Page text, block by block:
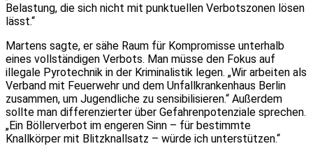
Belastung, die sich nicht mit punktuellen Verbotszonen lösen
lässt.“
Martens sagte, er sähe Raum für Kompromisse unterhalb
eines vollständigen Verbots. Man müsse den Fokus auf
illegale Pyrotechnik in der Kriminalistik legen. „Wir arbeiten als
Verband mit Feuerwehr und dem Unfallkrankenhaus Berlin
zusammen, um Jugendliche zu sensibilisieren.“ Außerdem
sollte man differenzierter über Gefahrenpotenziale sprechen.
„Ein Böllerverbot im engeren Sinn – für bestimmte
Knallkörper mit Blitzknallsatz – würde ich unterstützen.“